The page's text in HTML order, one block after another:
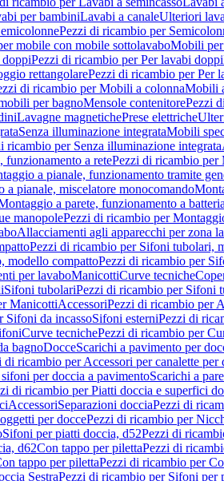
per bambiniLavabi a canaleUlteriori
Pezzi di ricambio per
mobile con mobile sottolavaboMobili
Pezzi di ricambio per Per lavabi doppi
rettangolarePezzi di ricambio per Per
di ricambio per Mobili a colonnaMobili
per bagnoMensole contenitorePezzi
Lavagne magnetichePrese elettriche
Senza illuminazione integrataMobili
ricambio per Senza illuminazione integrata
funzionamento a retePezzi di ricambio per
a pianale, funzionamento tramite
pianale, miscelatore monocomando
a parete, funzionamento a batteria
manopolePezzi di ricambio per
Allacciamenti agli apparecchi per zona
Pezzi di ricambio per Sifoni tubolari,
modello compattoPezzi di ricambio per
per lavaboManicottiCurve tecniche
Sifoni tubolariPezzi di ricambio per Sifoni
ManicottiAccessoriPezzi di ricambio per
Sifoni da incassoSifoni esterniPezzi di
Curve tecnichePezzi di ricambio per
bagnoDocceScarichi a pavimento per
di ricambio per Accessori per canalette per
per doccia a pavimentoScarichi a
di ricambio per Piatti doccia e superfici
AccessoriSeparazioni docciaPezzi di
per doccePezzi di ricambio per
Sifoni per piatti doccia, d52Pezzi di
d62Con tappo per pilettaPezzi di
tappo per pilettaPezzi di ricambio per
SestraPezzi di ricambio per Sifoni per